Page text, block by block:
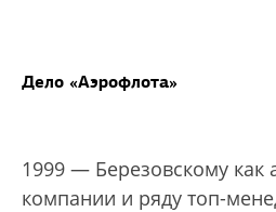
Дело «Аэрофлота»
1999 — Березовскому как
компании и ряду топ-